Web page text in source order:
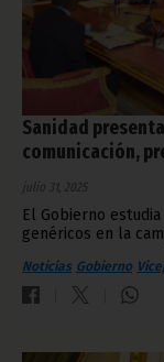
Sanidad
comunicación,
julio 31, 2025
El Gobierno
genéricos en la
Noticias Gobierno